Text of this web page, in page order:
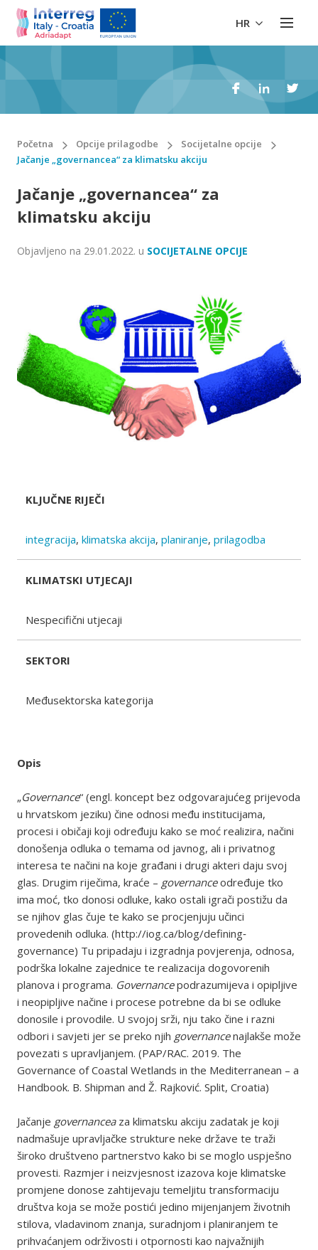
HR
Početna Opcije prilagodbe
Socijetalne opcije
Jačanje „governancea“ za klimatsku akciju
Jačanje „governancea“ za
klimatsku akciju
Objavljeno na 29.01.2022. u SOCIJETALNE OPCIJE
KLJUČNE RIJEČI
integracija, klimatska akcija, planiranje, prilagodba
KLIMATSKI UTJECAJI
Nespecifični utjecaji
SEKTORI
Međusektorska kategorija
Opis
„Governance“ (engl. koncept bez odgovarajućeg prijevoda
u hrvatskom jeziku) čine odnosi među institucijama,
procesi i običaji koji određuju kako se moć realizira, načini
donošenja odluka o temama od javnog, ali i privatnog
interesa te načini na koje građani i drugi akteri daju svoj
glas. Drugim riječima, kraće – governanceodređuje tko
ima moć, tko donosi odluke, kako ostali igrači postižu da
se njihov glas čuje te kako se procjenjuju učinci
provedenih odluka. (http://iog.ca/blog/defining‐
governance) Tu pripadaju i izgradnja povjerenja, odnosa,
podrška lokalne zajednice te realizacija dogovorenih
planova i programa. Governancepodrazumijeva i opipljive
i neopipljive načine i procese potrebne da bi se odluke
donosile i provodile. U svojoj srži, nju tako čine i razni
odbori i savjeti jer se preko njih governancenajlakše može
povezati s upravljanjem. (PAP/RAC. 2019. The
Governance of Coastal Wetlands in the Mediterranean – a
Handbook. B. Shipman and Ž. Rajković. Split, Croatia)
Jačanje governanceaza klimatsku akciju zadatak je koji
nadmašuje upravljačke strukture neke države te traži
široko društveno partnerstvo kako bi se moglo uspješno
provesti. Razmjer i neizvjesnost izazova koje klimatske
promjene donose zahtijevaju temeljitu transformaciju
društva koja se može postići jedino mijenjanjem životnih
stilova, vladavinom znanja, suradnjom i planiranjem te
prihvaćanjem održivosti i otpornosti kao najvažnijih